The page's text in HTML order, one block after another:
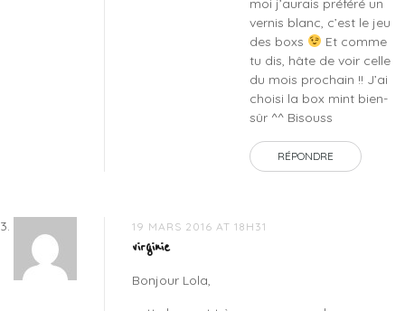
moi j’aurais préféré un
vernis blanc, c’est le jeu
des boxs
Et comme
tu dis, hâte de voir celle
du mois prochain !! J’ai
choisi la box mint bien-
sûr ^^ Bisouss
RÉPONDRE
19 MARS 2016 AT 18H31
virginie
Bonjour Lola,